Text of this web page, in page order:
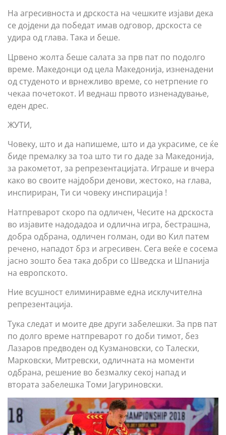
На агресивноста и дрскоста на чешките изјави дека
се дојдени да победат имав одговор, дрскоста се
удира од глава. Така и беше.
Црвено жолта беше салата за прв пат по подолго
време. Македонци од цела Македонија, изненадени
од студеното и врнежливо време, со нетрпение го
чекаа почетокот. И веднаш првото изненадување,
еден дрес.
ЖУТИ,
Човеку, што и да напишеме, што и да украсиме, се ќе
биде премалку за тоа што ти го даде за Македонија,
за ракометот, за репрезентацијата. Играше и вчера
како во своите најдобри денови, жестоко, на глава,
инспириран, Ти си човеку инспирација !
Натпреварот скоро па одличен, Чесите на дрскоста
во изјавите надодадоа и одлична игра, бестрашна,
добра одбрана, одличен голман, оди во Кил патем
речено, нападот брз и агресивен. Сега веќе е сосема
јасно зошто беа така добри со Шведска и Шпанија
на европското.
Ние всушност елиминиравме една исклучителна
репрезентација.
Тука следат и моите две други забелешки. За прв пат
по долго време натпреварот го доби тимот, без
Лазаров предводен од Кузмановски, со Талески,
Марковски, Митревски, одличната на моменти
одбрана, решение во безмалку секој напад и
втората забелешка Томи Јагуриновски.